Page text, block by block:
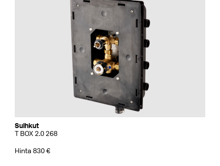
Suihkut
T BOX 2.0 268
Hinta 830 €